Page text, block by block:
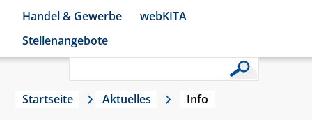
Handel & Gewerbe
webKITA
Stellenangebote
Startseite Aktuelles Info